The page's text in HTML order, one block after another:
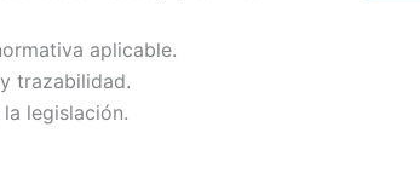
aplicable.
trazabilidad.
legislación.